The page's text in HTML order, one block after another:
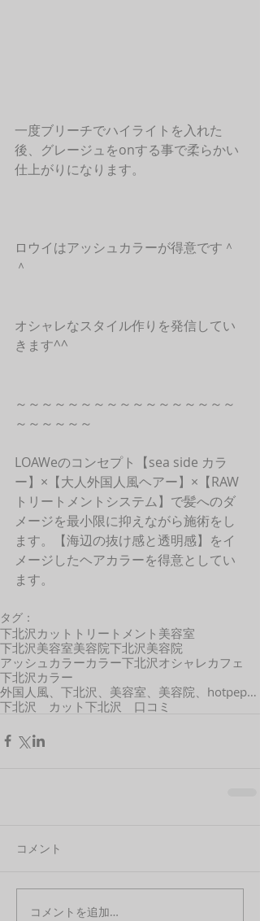
一度ブリーチでハイライトを入れた
後、グレージュをonする事で柔らかい
仕上がりになります。
ロウイはアッシュカラーが得意です＾
＾
オシャレなスタイル作りを発信してい
きます^^
～～～～～～～～～～～～～～～～～
～～～～～～
LOAWeのコンセプト【sea side カラ
ー】×【大人外国人風ヘアー】×【RAW
トリートメントシステム】で髪へのダ
メージを最小限に抑えながら施術をし
ます。【海辺の抜け感と透明感】をイ
メージしたヘアカラーを得意としてい
ます。
タグ：
下北沢カット トリートメント 美容室
下北沢美容室美容院下北沢美容院
アッシュカラーカラー下北沢オシャレカフェ
下北沢カラー
外国人風、下北沢、美容室、美容院、hotpepper、口コミ、カット、カラー、外国人風、髪型
下北沢 カット 下北沢 口コミ
コメント
コメントを追加…